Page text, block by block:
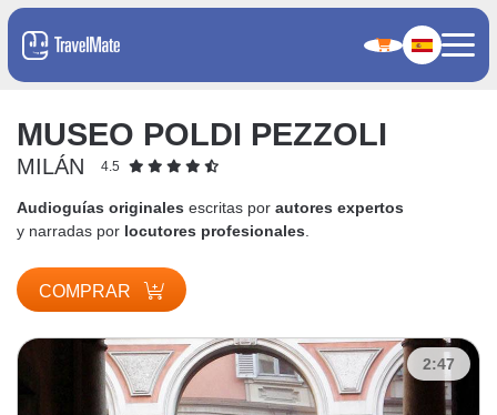
MUSEO POLDI PEZZOLI
MILÁN 4.5
Audioguías originales escritas por autores expertos
y narradas por locutores profesionales
COMPRAR
2:47